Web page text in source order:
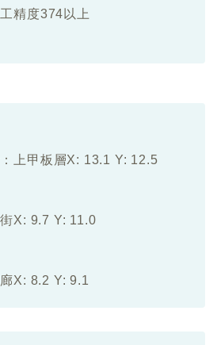
精度374以上
上甲板層X: 13.1 Y: 12.5
X: 9.7 Y: 11.0
X: 8.2 Y: 9.1